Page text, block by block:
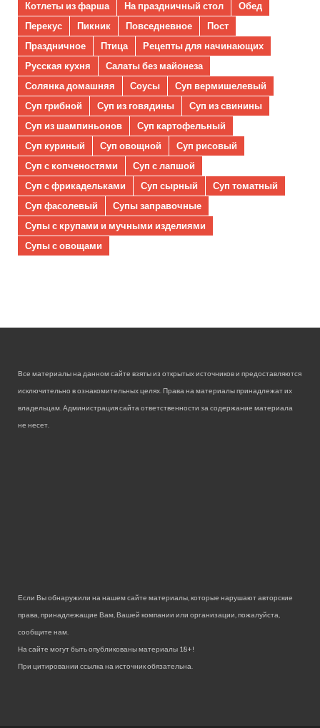
Котлеты из фарша
На праздничный стол
Обед
Перекус
Пикник Повседневное
Пост
Праздничное
Птица
Рецепты для начинающих
Русская кухня
Салаты без майонеза
Солянка домашняя
Соусы
Суп вермишелевый
Суп грибной
Суп из говядины
Суп из свинины
Суп из шампиньонов
Суп картофельный
Суп куриный
Суп овощной
Суп рисовый
Суп с копченостями
Суп с лапшой
Суп с фрикадельками
Суп сырный
Суп томатный
Суп фасолевый
Супы заправочные
Супы с крупами и мучными изделиями
Супы с овощами
Все материалы на данном сайте взяты из открытых источников и предоставляются
исключительно в ознакомительных целях. Права на материалы принадлежат их
владельцам. Администрация сайта ответственности за содержание материала
не несет.
Если Вы обнаружили на нашем сайте материалы, которые нарушают авторские
права, принадлежащие Вам, Вашей компании или организации, пожалуйста,
сообщите нам.
На сайте могут быть опубликованы материалы 18+!
При цитировании ссылка на источник обязательна.